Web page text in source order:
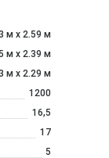
м х 2.59 м
м х 2.39 м
м х 2.29 м
1200
16,5
17
5